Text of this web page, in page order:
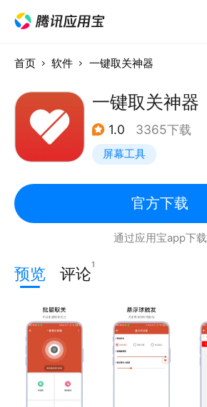
首页 软件 一键取关神器
一键取关神器
1.0 3365下载
屏幕工具
官方下载
通过应用宝app下载
预览 评论1